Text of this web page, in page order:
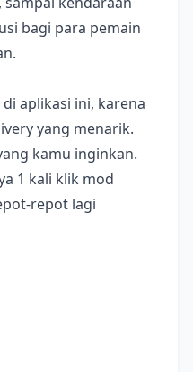
bagi para pemain
aplikasi ini, karena
yang menarik.
kamu inginkan.
1 kali klik mod
repot lagi